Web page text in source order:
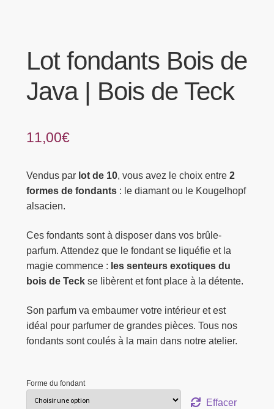
Lot fondants Bois de
Java | Bois de Teck
11,00€
Vendus par lot de 10, vous avez le choix entre 2
formes de fondants: le diamant ou le Kougelhopf
alsacien.
Ces fondants sont à disposer dans vos brûle-
parfum. Attendez que le fondant se liquéfie et la
magie commence : les senteurs exotiques du
bois de Teck se libèrent et font place à la détente.
Son parfum va embaumer votre intérieur et est
idéal pour parfumer de grandes pièces. Tous nos
fondants sont coulés à la main dans notre atelier.
Forme du fondant
Effacer